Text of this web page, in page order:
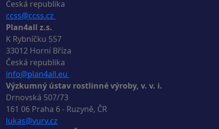
Česká republika
ccss@ccss.cz
Plan4all z.s.
K Rybníčku 557
33012 Horní Bříza
Česká republika
info@plan4all.eu
Výzkumný ústav rostlinné výroby, v. v. i.
Drnovská 507/73
161 06 Praha 6 - Ruzyně, ČR
lukas@vurv.cz